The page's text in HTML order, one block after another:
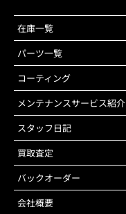
在庫一覧
パーツ一覧
コーティング
メンテナンスサービス紹介
スタッフ日記
買取査定
バックオーダー
会社概要